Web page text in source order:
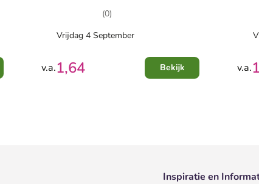
(0)
Vrijdag 4 September
v.a.1,64 Bekijk v.a.
Inspiratie en